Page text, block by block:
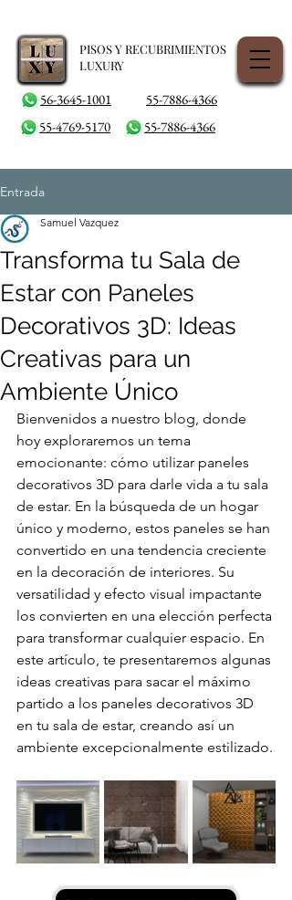
PISOS Y RECUBRIMIENTOS
LUXURY
56-3645-1001
55-7886-4366
55-4769-5170
55-7886-4366
Entrada
Transforma tu Sala de
Estar con Paneles
Decorativos 3D: Ideas
Creativas para un
Ambiente Único
Samuel Vazquez
Bienvenidos a nuestro blog, donde
hoy exploraremos un tema
emocionante: cómo utilizar paneles
decorativos 3D para darle vida a tu sala
de estar. En la búsqueda de un hogar
único y moderno, estos paneles se han
convertido en una tendencia creciente
en la decoración de interiores. Su
versatilidad y efecto visual impactante
los convierten en una elección perfecta
para transformar cualquier espacio. En
este artículo, te presentaremos algunas
ideas creativas para sacar el máximo
partido a los paneles decorativos 3D
en tu sala de estar, creando así un
ambiente excepcionalmente estilizado.